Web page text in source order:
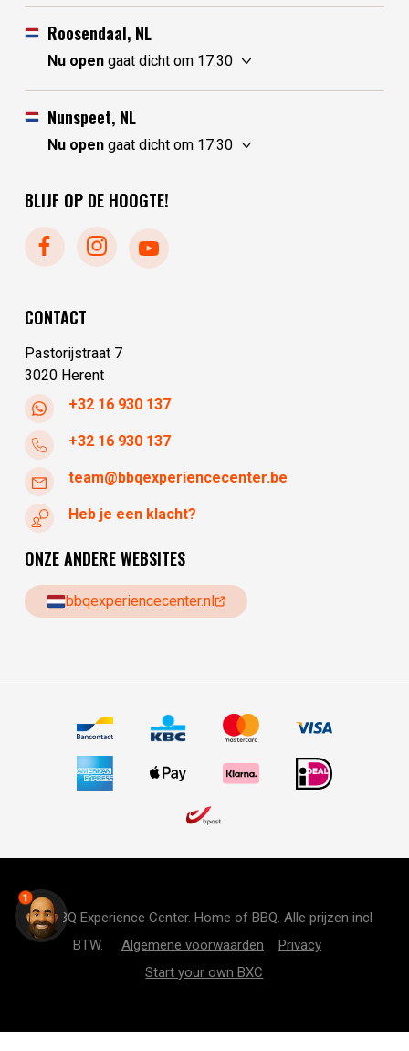
vrijdag
zaterdag
dinsdag
woensdag
Roosendaal, NL
Nu opengaat dicht om 17:30
vrijdag
zaterdag
dinsdag
woensdag
Nunspeet, NL
Nu opengaat dicht om 17:30
vrijdag
zondag
maandag
woensdag
BLIJF OP DE HOOGTE!
CONTACT
Pastorijstraat 7
3020 Herent
+32 16 930 137
+32 16 930 137
team@bbqexperiencecenter.be
Heb je een klacht?
ONZE ANDERE WEBSITES
bbqexperiencecenter.nl
© BBQ Experience Center. Home of BBQ. Alle prijzen incl
BTW. Algemene voorwaarden
Privacy
Start your own BXC
1